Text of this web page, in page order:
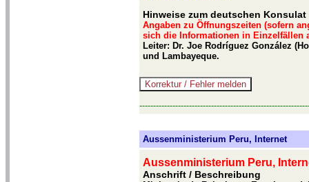
Hinweise zum deutschen
Angaben zu Öffnungszeiten (sofern
sich die Informationen in Einzelfällen
Leiter: Dr. Joe Rodríguez González
und Lambayeque.
Aussenministerium Peru, Internet
Aussenministerium Peru,
Anschrift / Beschreibung